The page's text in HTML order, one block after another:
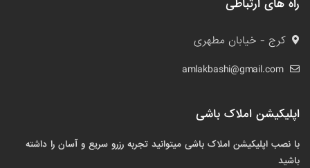
راه های ارتباطی
کرج - خیابان مطهری
amlakbashi@gmail.com
اپلیکیشن املاک باشی
با نصب اپلیکیشن املاک باشی میتوانید تجربه رزرو سریع و آسان را داشته
باشید